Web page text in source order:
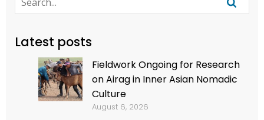
Latest posts
Fieldwork Ongoing for Research
on Airag in Inner Asian Nomadic
Culture
August 6, 2026